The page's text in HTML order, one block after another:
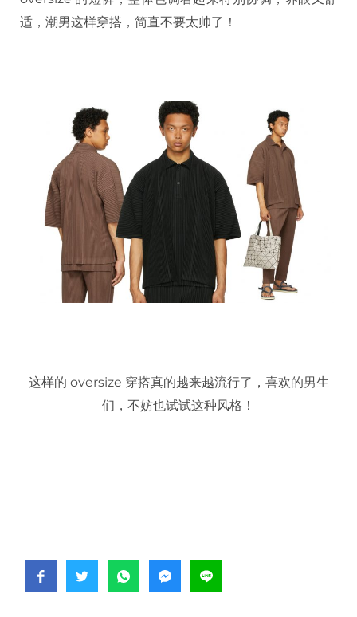
适，潮男这样穿搭，简直不要太帅了！
这样的 oversize 穿搭真的越来越流行了，喜欢的男生
们，不妨也试试这种风格！